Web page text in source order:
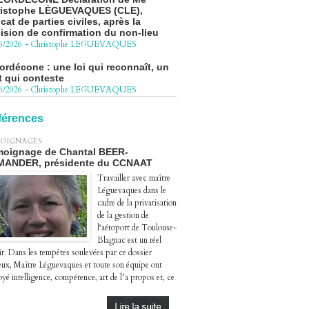
de confirmation du non-lieu
2026 - Christophe LEGUEVAQUES
: une loi qui reconnaît, un
2026 -Christophe LEGUEVAQUES
pénale - Moteurs diesel 1.5
STELLANTIS
autoroute : tout savoir (ou
sur l'action collective ouverte
2026
Christophe LEGUEVAQUES
de Chantal BEER-
présidente du CCNAAT
Travailler avec maître
Léguevaques dans le
cadre de la privatisation
de la gestion de
l‘aéroport de Toulouse-
Blagnac est un réel
Dans les tempêtes soulevées par ce dossier
Maître Léguevaques et toute son équipe ont
intelligence, compétence, art de l’a propos et, ce